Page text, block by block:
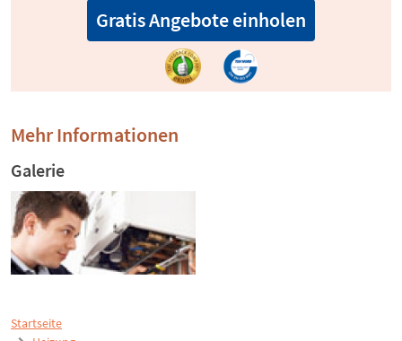
Startseite
Gratis Angebote einholen
Mehr Informationen
Galerie